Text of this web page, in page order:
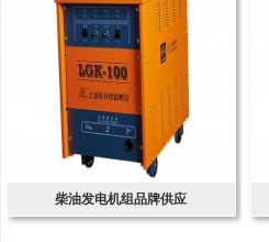
柴油发电机组品牌供应